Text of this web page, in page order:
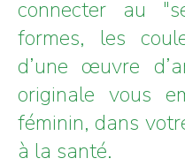
connecter au
formes, les
d’une œuvre
originale vous
féminin, dans
à la santé.